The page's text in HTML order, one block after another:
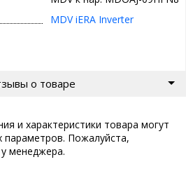
MDV iERA Inverter
о товаре
и характеристики товара могут
параметров. Пожалуйста,
менеджера.